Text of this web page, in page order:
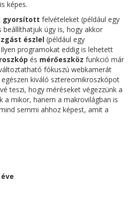
képes.
gyorsított felvételeket (például egy
beállíthatjuk úgy is, hogy akkor
észlel (például egy
programokat eddig is lehetett
és mérőeszköz funkció már
fókuszú webkamerát
kiváló sztereomikroszkópot
teszi, hogy méréseket végezzünk a
a mikor, hanem a makrovilágban is
semmi ahhoz képest, amit a